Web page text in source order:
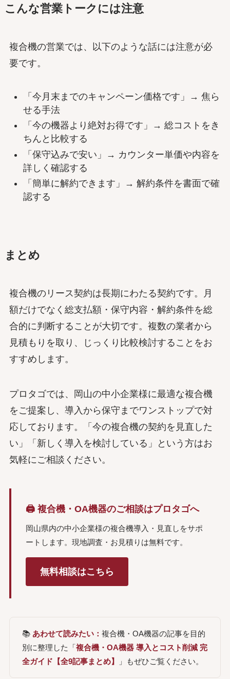
こんな営業トークには注意
複合機の営業では、以下のような話には注意が必
要です。
「今月末までのキャンペーン価格です」→ 焦ら
せる手法
「今の機器より絶対お得です」→ 総コストをき
ちんと比較する
「保守込みで安い」→ カウンター単価や内容を
詳しく確認する
「簡単に解約できます」→ 解約条件を書面で確
認する
まとめ
複合機のリース契約は長期にわたる契約です。月
額だけでなく総支払額・保守内容・解約条件を総
合的に判断することが大切です。複数の業者から
見積もりを取り、じっくり比較検討することをお
すすめします。
プロタゴでは、岡山の中小企業様に最適な複合機
をご提案し、導入から保守までワンストップで対
応しております。「今の複合機の契約を見直した
い」「新しく導入を検討している」という方はお
気軽にご相談ください。
🖨️ 複合機・OA機器のご相談はプロタゴへ
岡山県内の中小企業様の複合機導入・見直しをサポ
ートします。現地調査・お見積りは無料です。
無料相談はこちら
📚 あわせて読みたい： 複合機・OA機器の記事を目的
別に整理した「複合機・OA機器 導入とコスト削減 完
全ガイド【全9記事まとめ】
」もぜひご覧ください。